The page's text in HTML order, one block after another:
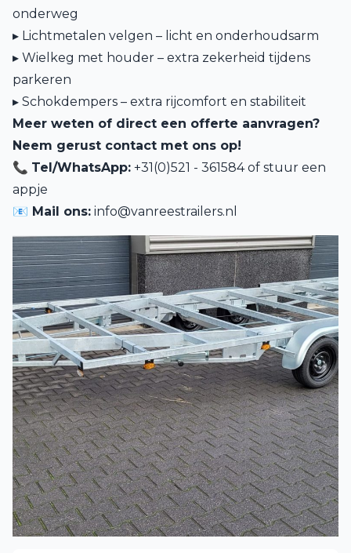
onderweg
▸ Lichtmetalen velgen – licht en onderhoudsarm
▸ Wielkeg met houder – extra zekerheid tijdens
parkeren
▸ Schokdempers – extra rijcomfort en stabiliteit
Meer weten of direct een offerte aanvragen?
Neem gerust contact met ons op!
📞 Tel/WhatsApp: +31(0)521 - 361584 of stuur een
appje
📧 Mail ons: info@vanreestrailers.nl